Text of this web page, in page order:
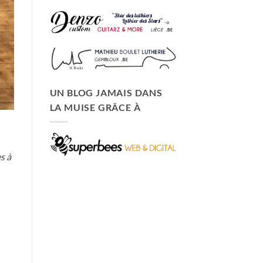
à
UN BLOG JAMAIS DANS
LA MUISE GRÂCE À